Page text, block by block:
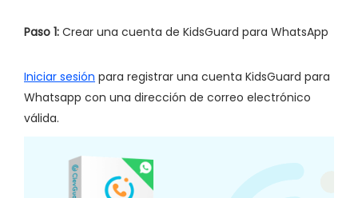
Paso 1: Crear una cuenta de KidsGuard para WhatsApp
Iniciar sesión para registrar una cuenta KidsGuard para
Whatsapp con una dirección de correo electrónico
válida.